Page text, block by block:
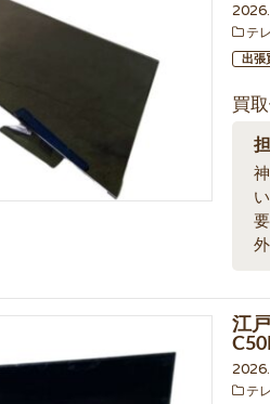
テ
出張
買
江
テ